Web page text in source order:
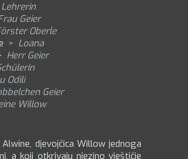
Lehrerin
Geier
Oberle
> Loana
Herr Geier
Odili
Geier
Willow
djevojčica Willow jednoga
a koji otkrivaju njezino vještičje